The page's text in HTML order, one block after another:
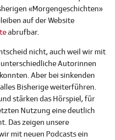
«Morgengeschichten»
auf der Website
abrufbar.
nicht, auch weil wir mit
unterschiedliche Autorinnen
Aber bei sinkenden
Bisherige weiterführen.
stärken das Hörspiel, für
Nutzung eine deutlich
Das zeigen unsere
mit neuen Podcasts ein